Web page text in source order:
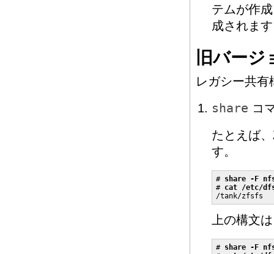
テムが作
成されま
旧バー
レガシー共
share コ
たとえば
す。
# share -F
# cat /etc/
/tank/
上の構文
# share -F